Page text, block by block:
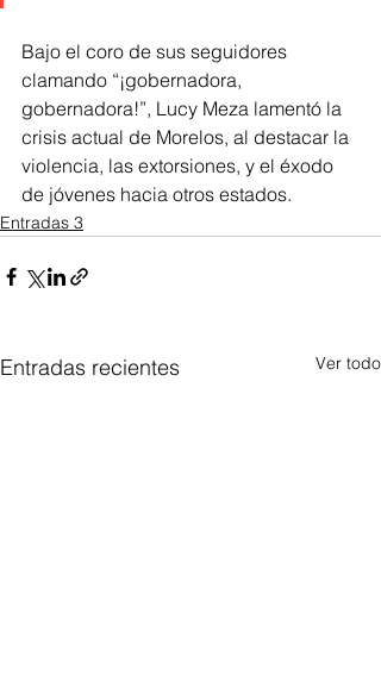
Bajo el coro de sus seguidores
clamando “¡gobernadora,
gobernadora!”, Lucy Meza lamentó la
crisis actual de Morelos, al destacar la
violencia, las extorsiones, y el éxodo
de jóvenes hacia otros estados.
Entradas 3
Entradas recientes Ver todo